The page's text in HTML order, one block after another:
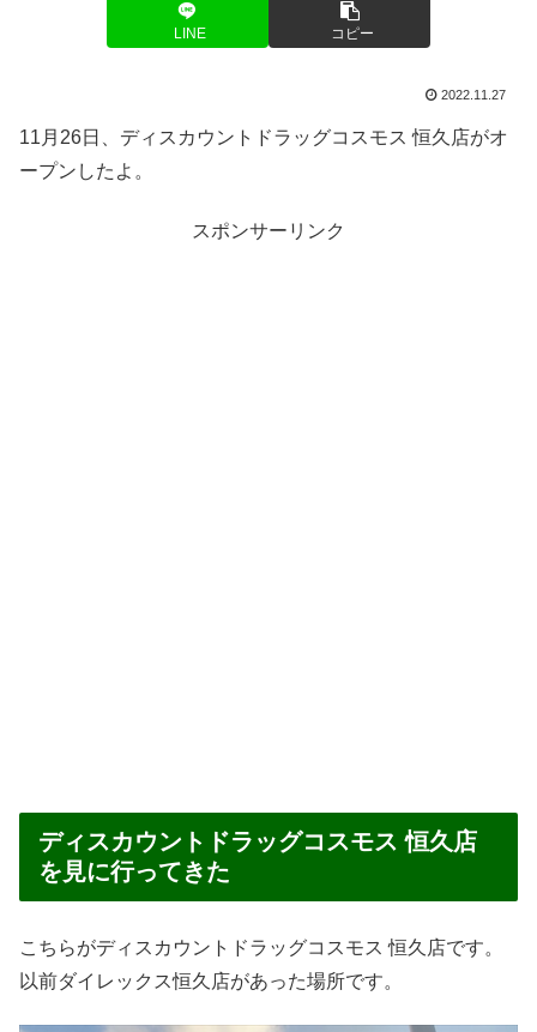
LINE コピー
2022.11.27
11月26日、ディスカウントドラッグコスモス 恒久店がオ
ープンしたよ。
スポンサーリンク
ディスカウントドラッグコスモス 恒久店
を見に行ってきた
こちらがディスカウントドラッグコスモス 恒久店です。
以前ダイレックス恒久店があった場所です。